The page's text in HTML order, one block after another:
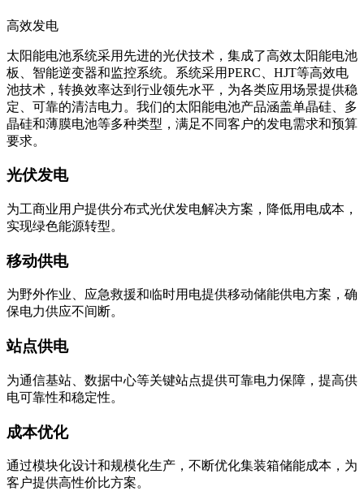
高效发电
太阳能电池系统采用先进的光伏技术，集成了高效太阳能电池
板、智能逆变器和监控系统。系统采用PERC、HJT等高效电
池技术，转换效率达到行业领先水平，为各类应用场景提供稳
定、可靠的清洁电力。我们的太阳能电池产品涵盖单晶硅、多
晶硅和薄膜电池等多种类型，满足不同客户的发电需求和预算
要求。
光伏发电
为工商业用户提供分布式光伏发电解决方案，降低用电成本，
实现绿色能源转型。
移动供电
为野外作业、应急救援和临时用电提供移动储能供电方案，确
保电力供应不间断。
站点供电
为通信基站、数据中心等关键站点提供可靠电力保障，提高供
电可靠性和稳定性。
成本优化
通过模块化设计和规模化生产，不断优化集装箱储能成本，为
客户提供高性价比方案。